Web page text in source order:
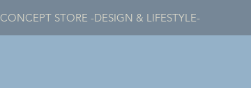
CONCEPT STORE -DESIGN & LIFESTYLE-